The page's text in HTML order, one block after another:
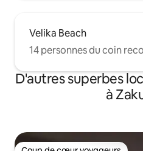
Velika Beach
14 personnes du coin
D'autres superbes
à